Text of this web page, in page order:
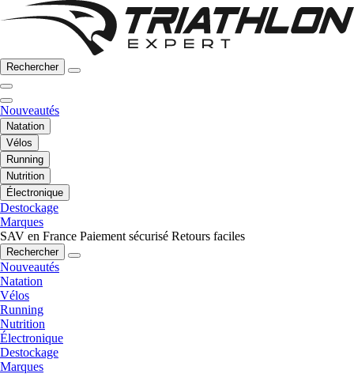
Rechercher
Nouveautés
Natation
Vélos
Running
Nutrition
Électronique
Destockage
Marques
SAV en France Paiement sécurisé Retours faciles
Rechercher
Nouveautés
Natation
Vélos
Running
Nutrition
Électronique
Destockage
Marques